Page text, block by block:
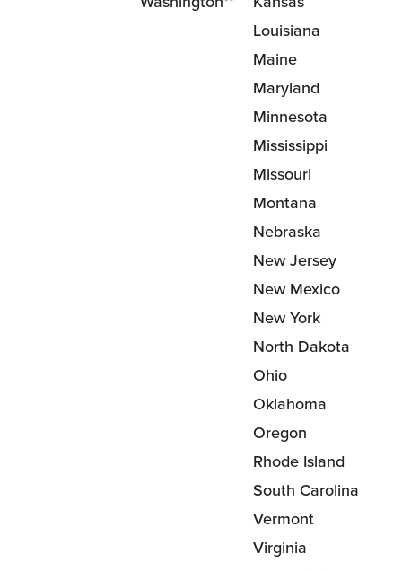
Louisiana
Maine
Maryland
Minnesota
Mississippi
Missouri
Montana
Nebraska
New Jersey
New Mexico
New York
North Dakota
Ohio
Oklahoma
Oregon
Rhode Island
South Carolina
Vermont
Virginia